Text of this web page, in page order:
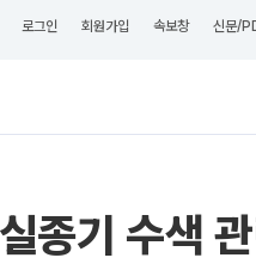
로그인 회원가입 속보창 신문/
종기 수색